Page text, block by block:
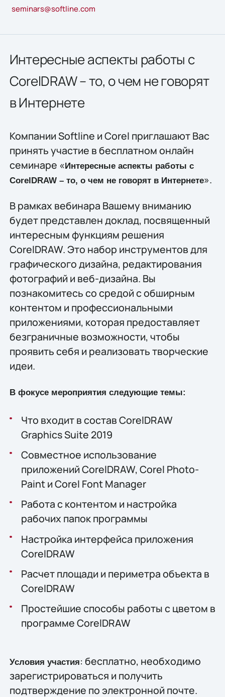
seminars@softline.com
Интересные аспекты работы с
CorelDRAW – то, о чем не говорят
в Интернете
Компании Softline и Corel приглашают Вас
принять участие в бесплатном онлайн
семинаре « Интересные аспекты работы с
CorelDRAW – то, о чем не говорят в Интернете».
В рамках вебинара Вашему вниманию
будет представлен доклад, посвященный
интересным функциям решения
CorelDRAW. Это набор инструментов для
графического дизайна, редактирования
фотографий и веб-дизайна. Вы
познакомитесь со средой с обширным
контентом и профессиональными
приложениями, которая предоставляет
безграничные возможности, чтобы
проявить себя и реализовать творческие
идеи.
В фокусе мероприятия следующие темы:
Что входит в состав CorelDRAW
Graphics Suite 2019
Совместное использование
приложений CorelDRAW, Corel Photo-
Paint и Corel Font Manager
Работа с контентом и настройка
рабочих папок программы
Настройка интерфейса приложения
CorelDRAW
Расчет площади и периметра объекта в
CorelDRAW
Простейшие способы работы с цветом в
программе CorelDRAW
Условия участия: бесплатно, необходимо
зарегистрироваться и получить
подтверждение по электронной почте.